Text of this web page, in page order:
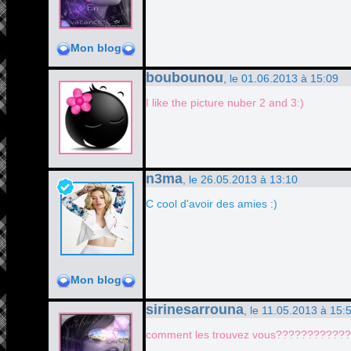
Mon blog
boubounou , le 01.06.2013 à 15:09
I like the picture nuber 2 and 3:)
Mon blog
n3ma , le 26.05.2013 à 13:10
C cool d'avoir des amies :)
sirinesarrouna , le 11.05.2013 à
comment les trouvez vous????????????